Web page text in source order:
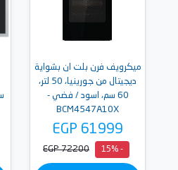
ميكرويف فرن بلت ان بشواية
ديجيتال من جورينيا، 50 لتر،
60 سم، اسود / فضي -
BCM4547A10X
EGP 61999
- 15%
EGP 72200